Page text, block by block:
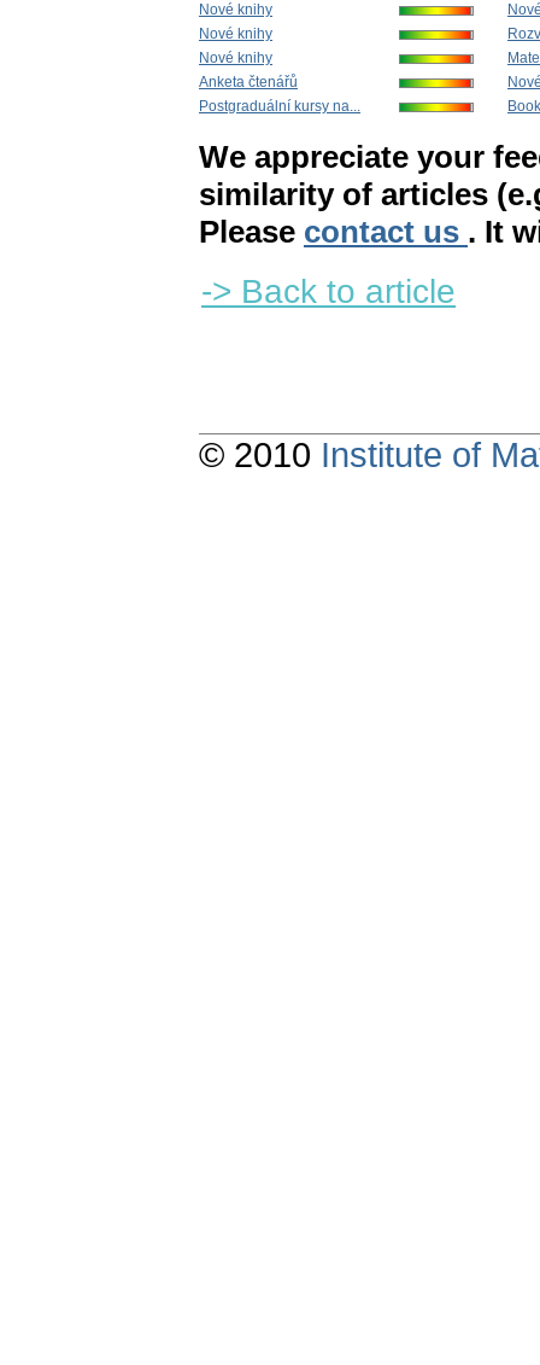
Nové knihy
Nové knihy
Nové knihy
Anketa čtenářů
Postgraduální kursy na...
We appreciate your
similarity of articles
Please contact us . It
-> Back to article
© 2010 Institute of